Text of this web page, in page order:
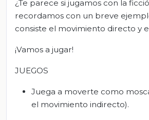
¿Te parece si jugamos con la
recordamos con un breve
consiste el movimiento directo y
¡Vamos a jugar!
JUEGOS
Juega a moverte como
el movimiento indirecto).